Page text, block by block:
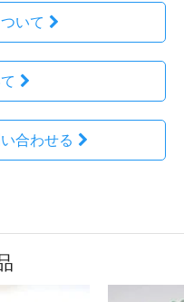
いて
合わせる